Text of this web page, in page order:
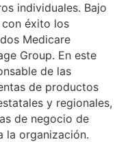
individuales. Bajo
con éxito los
Medicare
Group. En este
de las
de productos
y regionales,
de negocio de
la organización.